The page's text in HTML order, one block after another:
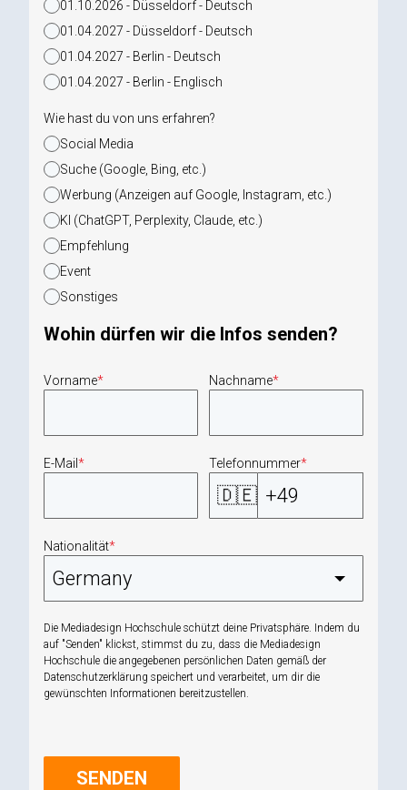
01.10.2026 - Düsseldorf - Deutsch
01.04.2027 - Düsseldorf - Deutsch
01.04.2027 - Berlin - Deutsch
01.04.2027 - Berlin - Englisch
Wie hast du von uns erfahren?
Social Media
Suche (Google, Bing, etc.)
Werbung (Anzeigen auf Google, Instagram, etc.)
KI (ChatGPT, Perplexity, Claude, etc.)
Empfehlung
Event
Sonstiges
Wohin dürfen wir die Infos senden?
Vorname* Nachname*
E-Mail * Telefonnummer*
🇩🇪
Nationalität*
Die Mediadesign Hochschule schützt deine Privatsphäre. Indem du
auf "Senden" klickst, stimmst du zu, dass die Mediadesign
Hochschule die angegebenen persönlichen Daten gemäß der
Datenschutzerklärung speichert und verarbeitet, um dir die
gewünschten Informationen bereitzustellen.
SENDEN